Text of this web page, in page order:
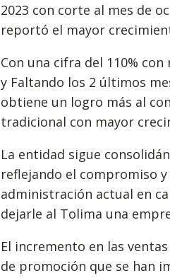
2023 con corte al mes de
reportó el mayor
Con una cifra del 110%
y Faltando los 2 últimos
obtiene un logro más al
tradicional con mayor
La entidad sigue
reflejando el compromiso
administración actual en
dejarle al Tolima una
El incremento en las
de promoción que se han